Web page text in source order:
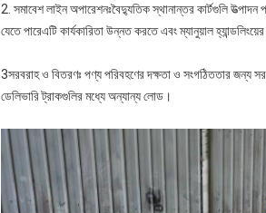
2. সমাবেশ লাইন অপারেশনঃবৈদ্যুতিক স্থানান্তর কার্টগুলি উত্পাদন
যেতে পারেএটি কার্যকারিতা উন্নত করতে এবং ম্যানুয়াল
3সরবরাহ ও বিতরণঃ পণ্য পরিবহণের দক্ষতা ও সংগঠিততার জন্য
ডেলিভারি ট্রাকগুলির মধ্যে অন্যান্য লোড।